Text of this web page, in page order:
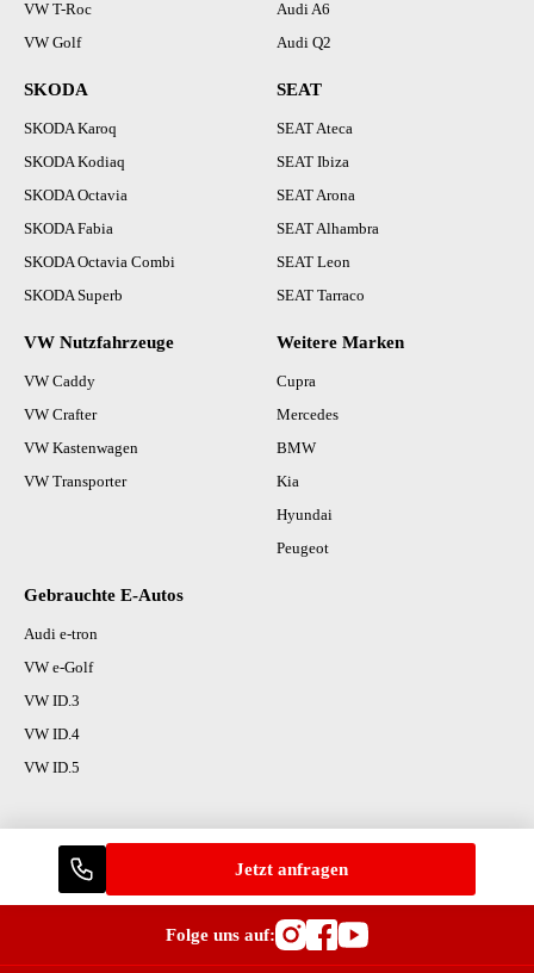
VW T-Roc
VW Golf
Audi A6
Audi Q2
SKODA
SKODA Karoq
SKODA Kodiaq
SKODA Octavia
SKODA Fabia
SKODA Octavia Combi
SKODA Superb
SEAT
SEAT Ateca
SEAT Ibiza
SEAT Arona
SEAT Alhambra
SEAT Leon
SEAT Tarraco
VW Nutzfahrzeuge
VW Caddy
VW Crafter
VW Kastenwagen
VW Transporter
Weitere Marken
Cupra
Mercedes
BMW
Kia
Hyundai
Peugeot
Gebrauchte E-Autos
Audi e-tron
VW e-Golf
VW ID.3
VW ID.4
VW ID.5
Jetzt anfragen
Folge uns auf: